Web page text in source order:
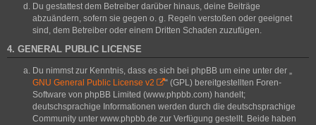
Du gestattest dem Betreiber darüber hinaus, deine Beiträge
abzuändern, sofern sie gegen o. g. Regeln verstoßen oder geeignet
sind, dem Betreiber oder einem Dritten Schaden zuzufügen.
4. GENERAL PUBLIC LICENSE
Du nimmst zur Kenntnis, dass es sich bei phpBB um eine unter der „
GNU General Public License v2
“ (GPL) bereitgestellten Foren-
Software von phpBB Limited (www.phpbb.com) handelt;
deutschsprachige Informationen werden durch die deutschsprachige
Community unter www.phpbb.de zur Verfügung gestellt. Beide haben